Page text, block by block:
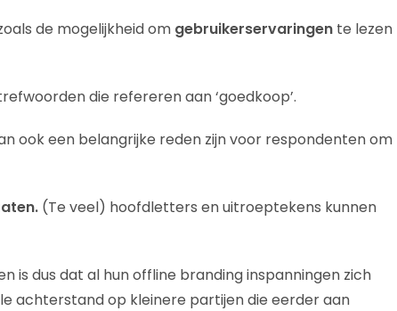
de mogelijkheid om gebruikerservaringente lezen
die refereren aan ‘goedkoop’.
ook een belangrijke reden zijn voor respondenten om
(Te veel) hoofdletters en uitroeptekens kunnen
is dus dat al hun offline branding inspanningen zich
achterstand op kleinere partijen die eerder aan